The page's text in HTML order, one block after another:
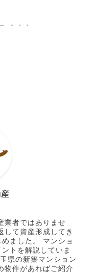
業者ではありませ
して資産形成してき
ました。 マンショ
トを解説していま
県の新築マンション
物件があればご紹介